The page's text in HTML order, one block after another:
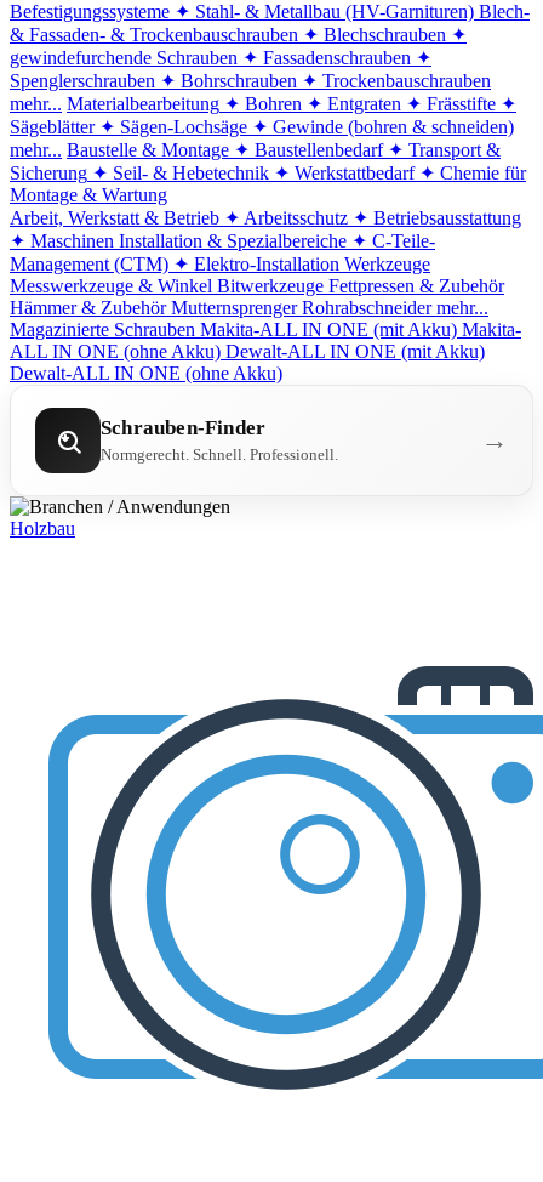
Befestigungssysteme ✦ Stahl- & Metallbau (HV-Garnituren) Blech-
& Fassaden- & Trockenbauschrauben ✦ Blechschrauben ✦
gewindefurchende Schrauben ✦ Fassadenschrauben ✦
Spenglerschrauben ✦ Bohrschrauben ✦ Trockenbauschrauben
mehr... Materialbearbeitung ✦ Bohren ✦ Entgraten ✦ Frässtifte ✦
Sägeblätter ✦ Sägen-Lochsäge ✦ Gewinde (bohren & schneiden)
mehr... Baustelle & Montage ✦ Baustellenbedarf ✦ Transport &
Sicherung ✦ Seil- & Hebetechnik ✦ Werkstattbedarf ✦ Chemie für
Montage & Wartung
Arbeit, Werkstatt & Betrieb ✦ Arbeitsschutz ✦ Betriebsausstattung
✦ Maschinen Installation & Spezialbereiche ✦ C-Teile-
Management (CTM) ✦ Elektro-Installation Werkzeuge
Messwerkzeuge & Winkel Bitwerkzeuge Fettpressen & Zubehör
Hämmer & Zubehör Mutternsprenger Rohrabschneider mehr...
Magazinierte Schrauben Makita-ALL IN ONE (mit Akku) Makita-
ALL IN ONE (ohne Akku) Dewalt-ALL IN ONE (mit Akku)
Dewalt-ALL IN ONE (ohne Akku)
Schrauben-Finder
Normgerecht. Schnell. Professionell. →
Holzbau